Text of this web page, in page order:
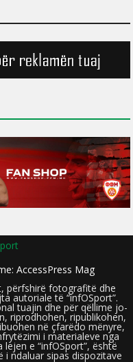
AccessPress Mag
përfshirë fotografitë dhe
autoriale të “infOSport”.
tuajin dhe për qëllime jo-
riprodhohen, ripublikohen,
në çfarëdo mënyre,
i materialeve nga
e “infOSport”, është
i ndaluar sipas dispozitave